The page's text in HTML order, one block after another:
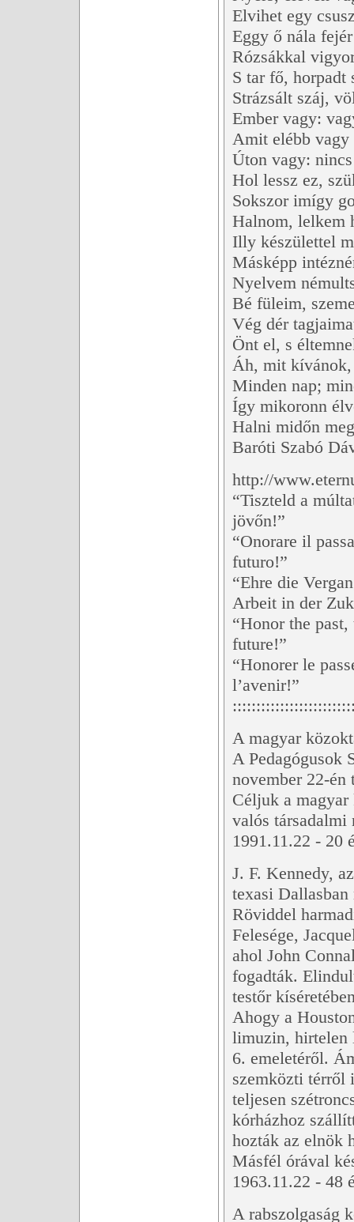
Elvihet egy
Eggy ő nála
Rózsákkal
S tar fő,
Strázsált száj,
Ember vagy:
Amit elébb
Úton vagy:
Hol lessz ez,
Sokszor imígy
Halnom, lelkem
Illy készülettel
Másképp
Nyelvem
Bé füleim,
Vég dér
Önt el, s
Áh, mit kívánok,
Minden nap;
Így mikoronn
Halni midőn
Baróti Szabó
http://
“Tiszteld a
jövőn!”
“Onorare il
futuro!”
“Ehre die
Arbeit in der
“Honor the
future!”
“Honorer le
l’avenir!”
A magyar
A Pedagógusok
november 22-
Céljuk a magyar
valós társadalmi
1991.11.22 - 20
J. F. Kennedy,
texasi
Röviddel
Felesége,
ahol John
fogadták.
testőr
Ahogy a
limuzin, hirtelen
6. emeletéről.
szemközti térről
teljesen
kórházhoz
hozták az elnök
Másfél órával
1963.11.22 - 48
A rabszolgaság